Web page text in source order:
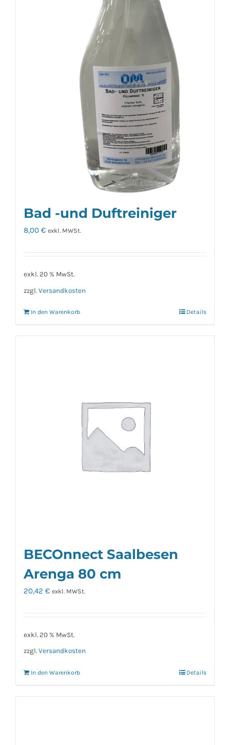
Bad -und Duftreiniger
8,00 € exkl. MWSt.
exkl. 20 % MwSt.
zzgl. Versandkosten
In den Warenkorb Details
BECOnnect Saalbesen
Arenga 80 cm
20,42 € exkl. MWSt.
exkl. 20 % MwSt.
zzgl. Versandkosten
In den Warenkorb Details